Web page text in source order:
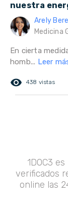
nuestra
Arely
Medicina
En cierta
homb... Leer
remove_red_eye 438 vistas
1DOC3
verificados
online las